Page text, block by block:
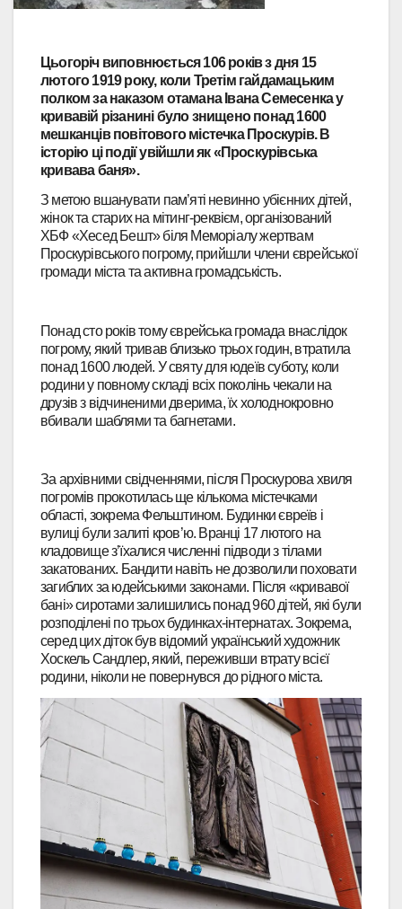
Цьогоріч виповнюється 106 років з дня 15
лютого 1919 року, коли Третім гайдамацьким
полком за наказом отамана Івана Семесенка у
кривавій різанині було знищено понад 1600
мешканців повітового містечка Проскурів. В
історію ці події увійшли як «Проскурівська
кривава баня».
З метою вшанувати пам’яті невинно убієнних дітей,
жінок та старих на мітинг-реквієм, організований
ХБФ «Хесед Бешт» біля Меморіалу жертвам
Проскурівського погрому, прийшли члени єврейської
громади міста та активна громадськість.
Понад сто років тому єврейська громада внаслідок
погрому, який тривав близько трьох годин, втратила
понад 1600 людей. У святу для юдеїв суботу, коли
родини у повному складі всіх поколінь чекали на
друзів з відчиненими дверима, їх холоднокровно
вбивали шаблями та багнетами.
За архівними свідченнями, після Проскурова хвиля
погромів прокотилась ще кількома містечками
області, зокрема Фельштином. Будинки євреїв і
вулиці були залиті кров’ю. Вранці 17 лютого на
кладовище з’їхалися численні підводи з тілами
закатованих. Бандити навіть не дозволили поховати
загиблих за юдейськими законами. Після «кривавої
бані» сиротами залишились понад 960 дітей, які були
розподілені по трьох будинках-інтернатах. Зокрема,
серед цих діток був відомий український художник
Хоскель Сандлер, який, переживши втрату всієї
родини, ніколи не повернувся до рідного міста.